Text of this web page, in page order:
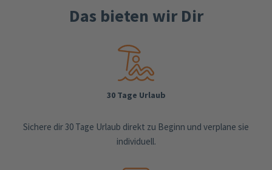
Das bieten wir Dir
30 Tage Urlaub
Sichere dir 30 Tage Urlaub direkt zu Beginn und verplane sie
individuell.